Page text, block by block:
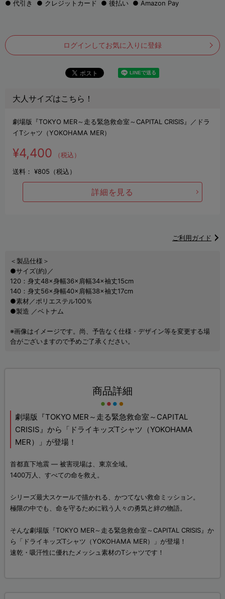
代引き
クレジットカード 後払い Amazon Pay
ログインしてお気に入りに登録
大人サイズはこちら！
劇場版『TOKYO MER～走る緊急救命室～CAPITAL CRISIS』／ドラ
イTシャツ（YOKOHAMA MER）
¥4,400 （税込）
送料： ¥805（税込）
詳細を見る
ご利用ガイド
＜製品仕様＞
●サイズ(約)／
120：身丈48×身幅36×肩幅34×袖丈15cm
140：身丈56×身幅40×肩幅38×袖丈17cm
●素材／ポリエステル100％
●製造 ／ベトナム
※画像はイメージです。尚、予告なく仕様・デザイン等を変更する場
合がございますので予めご了承ください。
商品詳細
劇場版『TOKYO MER～走る緊急救命室～CAPITAL
CRISIS』から「ドライキッズTシャツ（YOKOHAMA
MER）」が登場！
首都直下地震 ― 被害現場は、東京全域。
1400万人、すべての命を救え。
シリーズ最大スケールで描かれる、かつてない救命ミッション。
極限の中でも、命を守るために戦う人々の勇気と絆の物語。
そんな劇場版『TOKYO MER～走る緊急救命室～CAPITAL CRISIS』か
ら「ドライキッズTシャツ（YOKOHAMA MER）」が登場！
速乾・吸汗性に優れたメッシュ素材のTシャツです！